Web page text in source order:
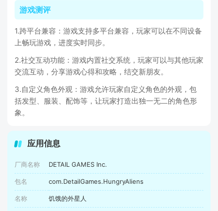
游戏测评
1.跨平台兼容：游戏支持多平台兼容，玩家可以在不同设备
上畅玩游戏，进度实时同步。
2.社交互动功能：游戏内置社交系统，玩家可以与其他玩家
交流互动，分享游戏心得和攻略，结交新朋友。
3.自定义角色外观：游戏允许玩家自定义角色的外观，包
括发型、服装、配饰等，让玩家打造出独一无二的角色形
象。
应用信息
厂商名称 DETAIL GAMES Inc.
包名 com.DetailGames.HungryAliens
名称 饥饿的外星人